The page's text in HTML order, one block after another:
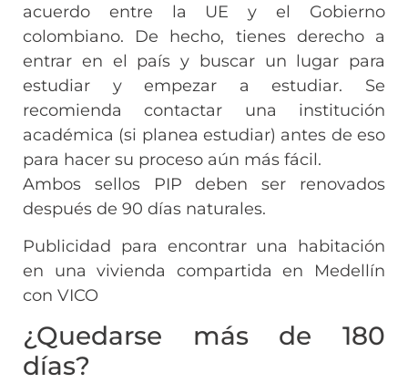
acuerdo entre la UE y el Gobierno
colombiano. De hecho, tienes derecho a
entrar en el país y buscar un lugar para
estudiar y empezar a estudiar. Se
recomienda contactar una institución
académica (si planea estudiar) antes de eso
para hacer su proceso aún más fácil.
Ambos sellos PIP deben ser renovados
después de 90 días naturales.
Publicidad para encontrar una habitación
en una vivienda compartida en Medellín
con VICO
¿Quedarse más de 180
días?